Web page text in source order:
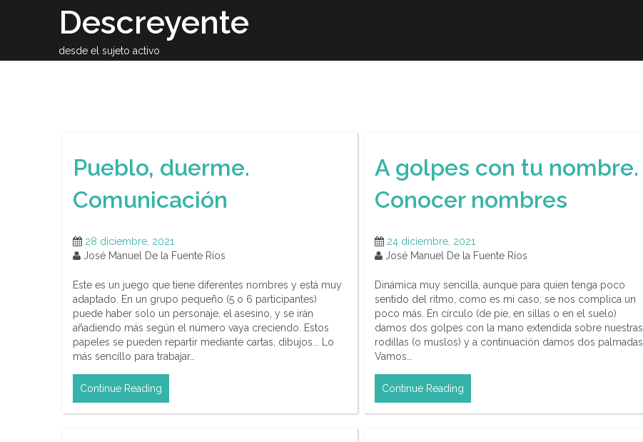
Descreyente
desde el sujeto activo
Pueblo, duerme.
Comunicación
28 diciembre, 2021
José Manuel De la Fuente Ríos
Este es un juego que tiene diferentes nombres y está muy
adaptado. En un grupo pequeño (5 o 6 participantes)
puede haber solo un personaje, el asesino, y se irán
añadiendo más según el número vaya creciendo. Estos
papeles se pueden repartir mediante cartas, dibujos... Lo
más sencillo para trabajar…
Continue Reading
A golpes con tu nombre.
Conocer nombres
24 diciembre, 2021
José Manuel De la Fuente Ríos
Dinámica muy sencilla, aunque para quien tenga poco
sentido del ritmo, como es mi caso, se nos complica un
poco más. En círculo (de pie, en sillas o en el suelo)
damos dos golpes con la mano extendida sobre nuestras
rodillas (o muslos) y a continuación damos dos palmadas.
Vamos…
Continue Reading